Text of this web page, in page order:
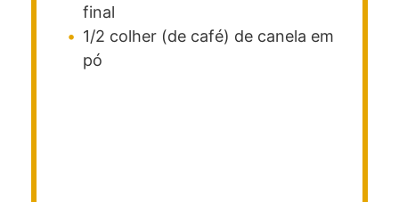
final
1/2 colher (de café) de canela em
pó